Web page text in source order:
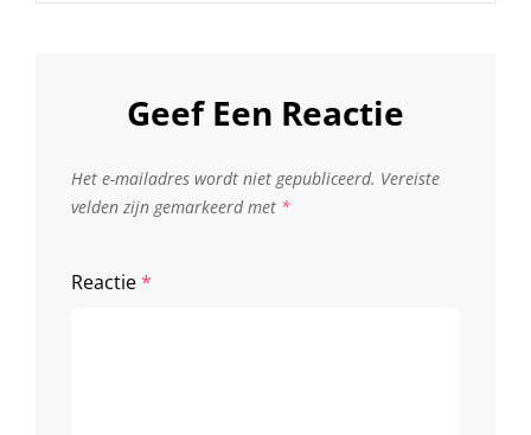
Geef Een Reactie
Het e-mailadres wordt niet gepubliceerd. Vereiste
velden zijn gemarkeerd met *
Reactie*